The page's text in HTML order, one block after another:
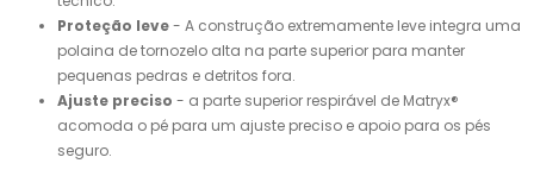
Proteção leve- A construção extremamente leve integra uma
polaina de tornozelo alta na parte superior para manter
pequenas pedras e detritos fora.
Ajuste preciso - a parte superior respirável de Matryx®
acomoda o pé para um ajuste preciso e apoio para os pés
seguro.